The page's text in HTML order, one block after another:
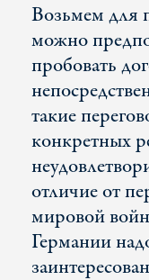
Возьмем для
можно
пробовать
такие
конкретных
отличие от
мировой
Германии